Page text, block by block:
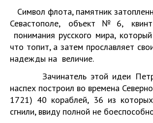
Символ флота, памятник
Севастополе, объект№6,
понимания русского мира,
что топит, а затем прославляет
надежды на величие.
Зачинатель этой идеи
наспех построил во времена
1721) 40 кораблей, 36 из которых
сгнили, ввиду полной не